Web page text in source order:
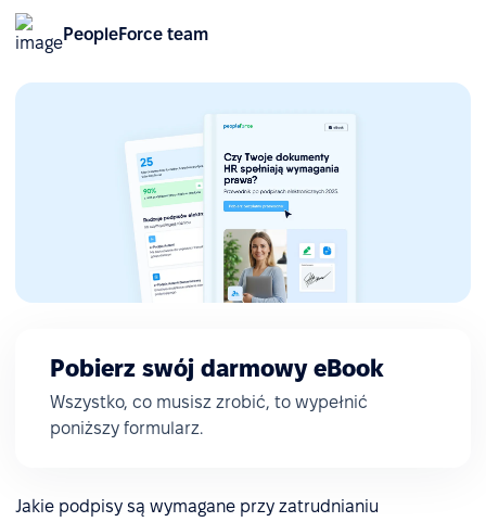
PeopleForce team
Pobierz swój darmowy eBook
Wszystko, co musisz zrobić, to wypełnić
poniższy formularz.
Jakie podpisy są wymagane przy zatrudnianiu